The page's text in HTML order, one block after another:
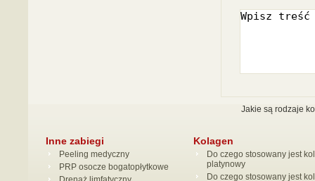
Jakie są rodzaje
Inne zabiegi
Peeling medyczny
PRP osocze bogatopłytkowe
Kolagen
Do czego stosowany jest
platynowy
Do czego stosowany jest